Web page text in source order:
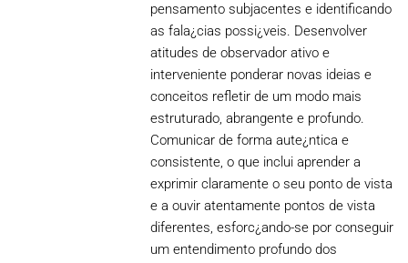
pensamento subjacentes e identificando
as fala¿cias possi¿veis. Desenvolver
atitudes de observador ativo e
interveniente ponderar novas ideias e
conceitos refletir de um modo mais
estruturado, abrangente e profundo.
Comunicar de forma aute¿ntica e
consistente, o que inclui aprender a
exprimir claramente o seu ponto de vista
e a ouvir atentamente pontos de vista
diferentes, esforc¿ando-se por conseguir
um entendimento profundo dos